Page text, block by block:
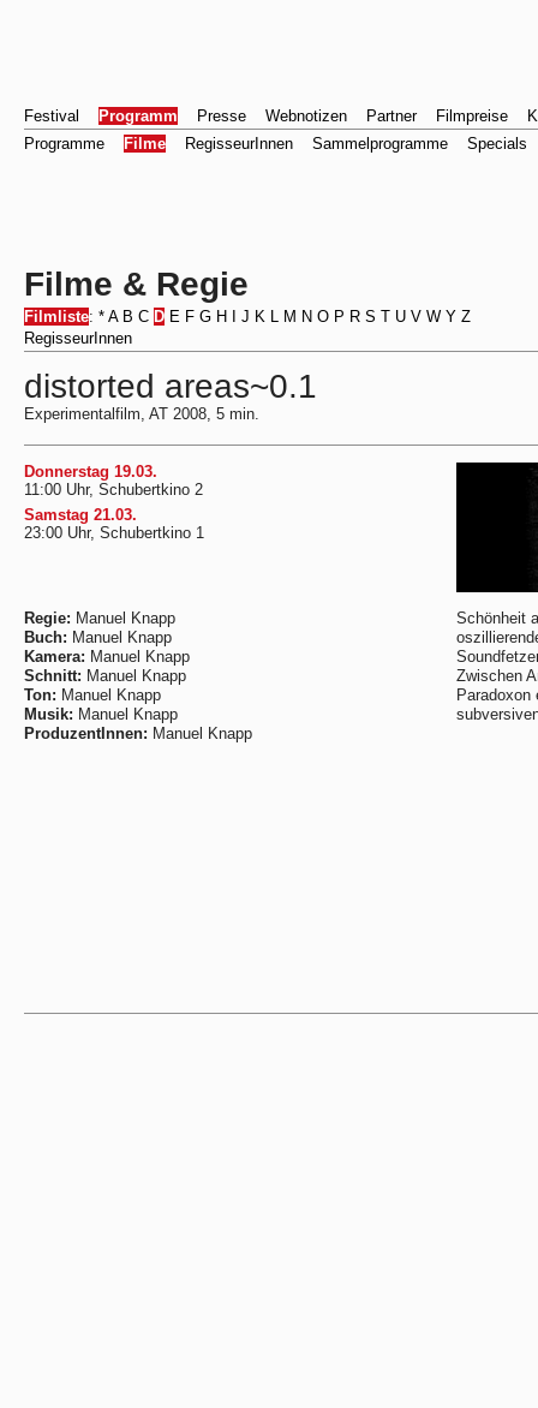
Festival Programm Presse Webnotizen Partner Filmpreise
Programme
Filme RegisseurInnen Sammelprogramme Specials
Filme & Regie
Filmliste: * A B C D E F G H J K L M N O P R S T U V W Y Z
RegisseurInnen
distorted areas~0.1
Experimentalfilm, AT 2008, 5 min.
Donnerstag 19.03.
11:00 Uhr, Schubertkino 2
Samstag 21.03.
23:00 Uhr, Schubertkino 1
Regie: Manuel Knapp
Buch: Manuel Knapp
Kamera: Manuel Knapp
Schnitt: Manuel Knapp
Ton: Manuel Knapp
Musik: Manuel Knapp
ProduzentInnen: Manuel Knapp
Schönheit
Zwischen
Paradoxon